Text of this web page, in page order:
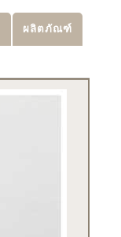
ผลิตภัณฑ์